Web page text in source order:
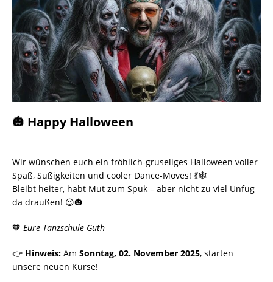
🎃 Happy Halloween
Wir wünschen euch ein fröhlich-gruseliges Halloween voller
Spaß, Süßigkeiten und cooler Dance-Moves! 💃🕸
Bleibt heiter, habt Mut zum Spuk – aber nicht zu viel Unfug
da draußen! 😉🎃
🧡 Eure Tanzschule Güth
👉 Hinweis: Am Sonntag, 02. November 2025, starten
unsere neuen Kurse!